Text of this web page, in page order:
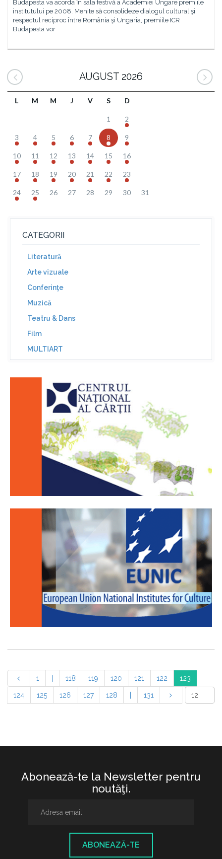
Budapesta va acorda în sala festivă a Academiei Ungare premiile
institutului pe 2008. Menite să consolideze dialogul cultural şi
respectul reciproc între România şi Ungaria, premiile ICR
Budapesta vor
AUGUST 2026
L M M J V S D
1 2
3 4 5 6 7 8 9
10 11 12 13 14 15 16
17 18 19 20 21 22 23
24 25 26 27 28 29 30 31
CATEGORII
Literatură
Arte vizuale
Conferinţe
Muzică
Teatru & Dans
Film
MULTIART
1 118 119 120 121 122 123
124 125 126 127 128 131
Abonează-te la Newsletter pentru
noutăţi.
ABONEAZĂ-TE